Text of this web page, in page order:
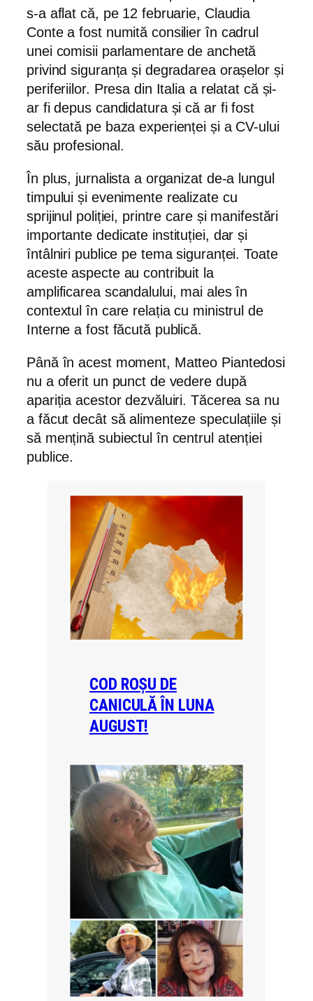
s-a aflat că, pe 12 februarie, Claudia
Conte a fost numită consilier în cadrul
unei comisii parlamentare de anchetă
privind siguranța și degradarea orașelor și
periferiilor. Presa din Italia a relatat că și-
ar fi depus candidatura și că ar fi fost
selectată pe baza experienței și a CV-ului
său profesional.
În plus, jurnalista a organizat de-a lungul
timpului și evenimente realizate cu
sprijinul poliției, printre care și manifestări
importante dedicate instituției, dar și
întâlniri publice pe tema siguranței. Toate
aceste aspecte au contribuit la
amplificarea scandalului, mai ales în
contextul în care relația cu ministrul de
Interne a fost făcută publică.
Până în acest moment, Matteo Piantedosi
nu a oferit un punct de vedere după
apariția acestor dezvăluiri. Tăcerea sa nu
a făcut decât să alimenteze speculațiile și
să mențină subiectul în centrul atenției
publice.
COD ROȘU DE
CANICULĂ ÎN LUNA
AUGUST!